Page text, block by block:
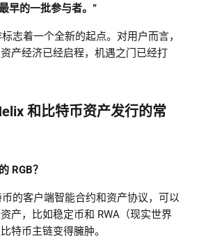
早的一批参与者。”
志着一个全新的起点。对用户而言，
资产经济已经启程，机遇之门已经打
和比特币资产发行的常
RGB？
币的客户端智能合约和资产协议，可以
产，比如稳定币和 RWA（现实世界
特币主链变得臃肿。